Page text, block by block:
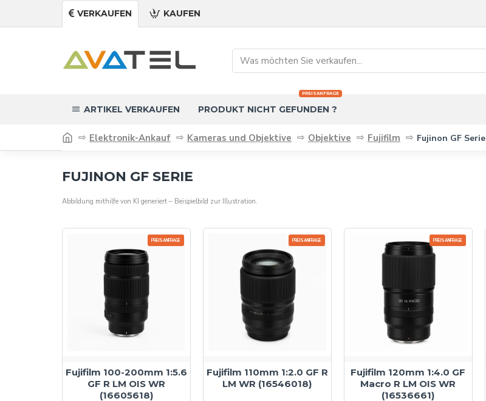
VERKAUFEN KAUFEN
ARTIKEL VERKAUFEN PRODUKT NICHT GEFUNDEN ?
PREISANFRAGE
Elektronik-Ankauf Kameras und Objektive Objektive Fujifilm Fujinon GF Serie
FUJINON GF SERIE
Abbildung mithilfe von KI generiert – Beispielbild zur Illustration.
PREISANFRAGE
Fujifilm 100-200mm 1:5.6
GF R LM OIS WR
(16605618)
PREISANFRAGE
Fujifilm 110mm 1:2.0 GF R
LM WR (16546018)
PREISANFRAGE
Fujifilm 120mm 1:4.0 GF
Macro R LM OIS WR
(16536661)